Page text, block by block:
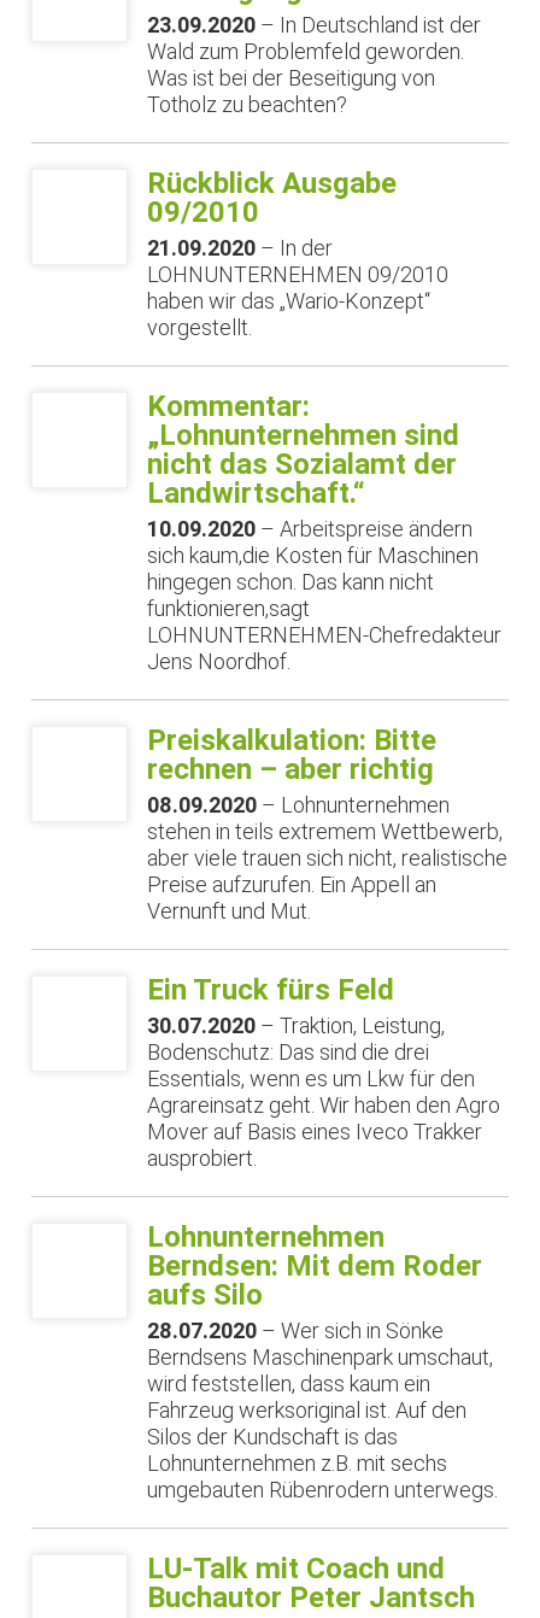
23.09.2020 – In Deutschland ist der
Wald zum Problemfeld geworden.
Was ist bei der Beseitigung von
Totholz zu beachten?
Rückblick Ausgabe
09/2010
21.09.2020 – In der
LOHNUNTERNEHMEN 09/2010
haben wir das „Wario-Konzept“
vorgestellt.
Kommentar:
„Lohnunternehmen sind
nicht das Sozialamt der
Landwirtschaft.“
10.09.2020 – Arbeitspreise ändern
sich kaum,die Kosten für Maschinen
hingegen schon. Das kann nicht
funktionieren,sagt
LOHNUNTERNEHMEN-Chefredakteur
Jens Noordhof.
Preiskalkulation: Bitte
rechnen – aber richtig
08.09.2020 – Lohnunternehmen
stehen in teils extremem Wettbewerb,
aber viele trauen sich nicht, realistische
Preise aufzurufen. Ein Appell an
Vernunft und Mut.
Ein Truck fürs Feld
30.07.2020 – Traktion, Leistung,
Bodenschutz: Das sind die drei
Essentials, wenn es um Lkw für den
Agrareinsatz geht. Wir haben den Agro
Mover auf Basis eines Iveco Trakker
ausprobiert.
Lohnunternehmen
Berndsen: Mit dem Roder
aufs Silo
28.07.2020 – Wer sich in Sönke
Berndsens Maschinenpark umschaut,
wird feststellen, dass kaum ein
Fahrzeug werksoriginal ist. Auf den
Silos der Kundschaft is das
Lohnunternehmen z.B. mit sechs
umgebauten Rübenrodern unterwegs.
LU-Talk mit Coach und
Buchautor Peter Jantsch